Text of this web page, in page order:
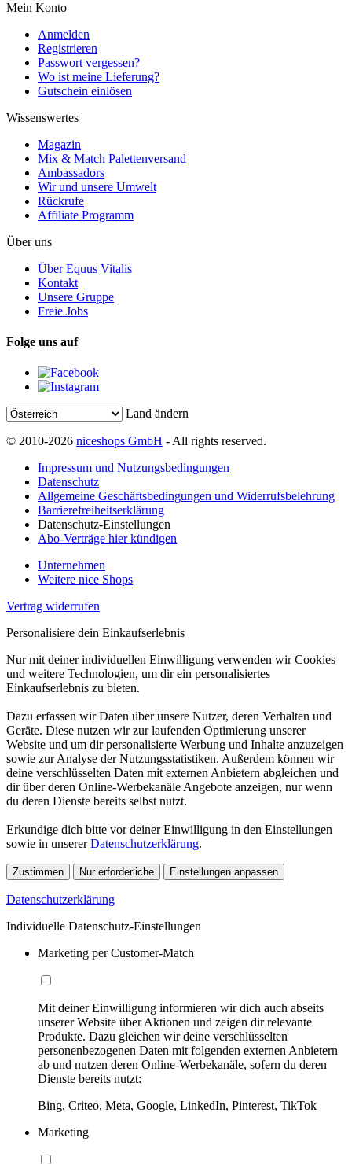
Mein Konto
Anmelden
Registrieren
Passwort vergessen?
Wo ist meine Lieferung?
Gutschein einlösen
Wissenswertes
Magazin
Mix & Match Palettenversand
Ambassadors
Wir und unsere Umwelt
Rückrufe
Affiliate Programm
Über uns
Über Equus Vitalis
Kontakt
Unsere Gruppe
Freie Jobs
Folge uns auf
Land ändern
© 2010-2026 niceshops GmbH - All rights reserved.
Impressum und Nutzungsbedingungen
Datenschutz
Allgemeine Geschäftsbedingungen und Widerrufsbelehrung
Barrierefreiheitserklärung
Datenschutz-Einstellungen
Abo-Verträge hier kündigen
Unternehmen
Weitere nice Shops
Vertrag widerrufen
Personalisiere dein Einkaufserlebnis
Nur mit deiner individuellen Einwilligung verwenden wir Cookies
und weitere Technologien, um dir ein personalisiertes
Einkaufserlebnis zu bieten.
Dazu erfassen wir Daten über unsere Nutzer, deren Verhalten und
Geräte. Diese nutzen wir zur laufenden Optimierung unserer
Website und um dir personalisierte Werbung und Inhalte anzuzeigen
sowie zur Analyse der Nutzungsstatistiken. Außerdem können wir
deine verschlüsselten Daten mit externen Anbietern abgleichen und
dir über deren Online-Werbekanäle Angebote anzeigen, nur wenn
du deren Dienste bereits selbst nutzt.
Erkundige dich bitte vor deiner Einwilligung in den Einstellungen
sowie in unsererDatenschutzerklärung.
Zustimmen Nur erforderliche Einstellungen anpassen
Datenschutzerklärung
Individuelle Datenschutz-Einstellungen
Marketing per Customer-Match
Mit deiner Einwilligung informieren wir dich auch abseits
unserer Website über Aktionen und zeigen dir relevante
Produkte. Dazu gleichen wir deine verschlüsselten
personenbezogenen Daten mit folgenden externen Anbietern
ab und nutzen deren Online-Werbekanäle, sofern du deren
Dienste bereits nutzt:
Bing, Criteo, Meta, Google, LinkedIn, Pinterest, TikTok
Marketing